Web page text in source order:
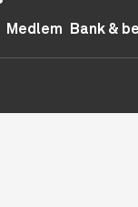
Medlem Bank &